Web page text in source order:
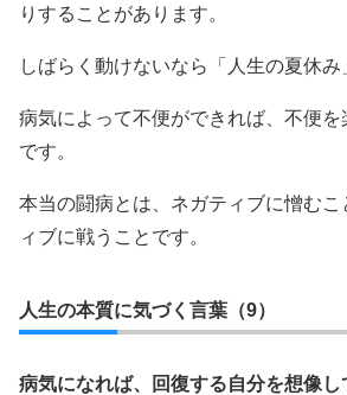
りすることがあります。
しばらく動けないなら「人生の夏休み
病気によって不便ができれば、不便を
です。
本当の闘病とは、ネガティブに憎む
ィブに戦うことです。
人生の本質に気づく言葉（9）
病気になれば、回復する自分を想像